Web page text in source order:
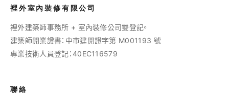
裡外室內裝修有限公司
裡外建築師事務所 + 室內裝修公司雙登記。
建築師開業證書：中市建開證字第 M001193 號
專業技術人員登記：40EC116579
聯絡